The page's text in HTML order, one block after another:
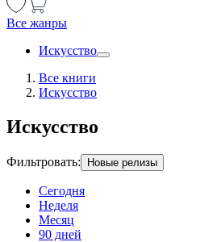
Все жанры
Искусство
Все книги
Искусство
Искусство
Фильтровать: Новые релизы
Сегодня
Неделя
Месяц
90 дней